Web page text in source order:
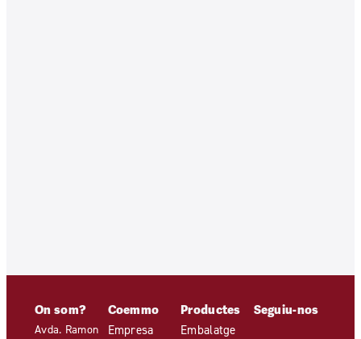
On som?
Avda. Ramon
Coemmo
Empresa
Productes
Embalatge
Seguiu-nos